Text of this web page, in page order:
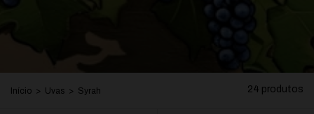
Início > Uvas > Syrah 24 produtos